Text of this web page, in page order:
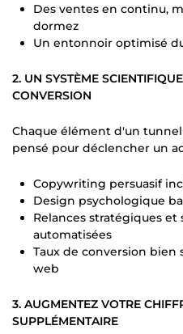
Des ventes en continu,
dormez
Un entonnoir optimisé
2. UN SYSTÈME
CONVERSION
Chaque élément d'un
pensé pour déclencher un
Copywriting persuasif
Design psychologique
Relances stratégiques et
automatisées
Taux de conversion bien
web
3. AUGMENTEZ VOTRE
SUPPLÉMENTAIRE